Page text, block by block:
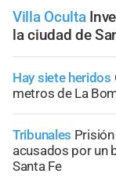
Villa Oculta
la ciudad de
Hay siete heridos
metros de La
Tribunales
acusados por un
Santa Fe